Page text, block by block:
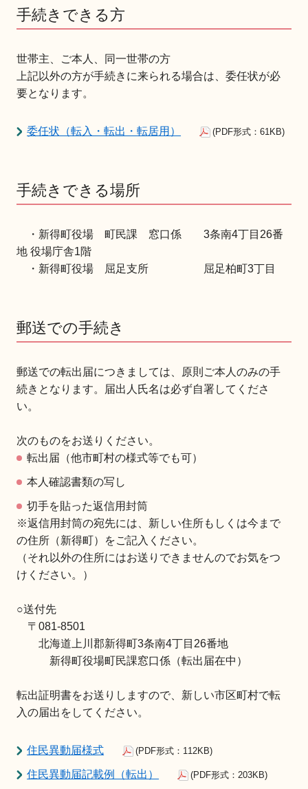
手続きできる方
世帯主、ご本人、同一世帯の方
上記以外の方が手続きに来られる場合は、委任状が必
要となります。
委任状（転入・転出・転居用） (PDF形式：61KB)
手続きできる場所
・新得町役場 町民課 窓口係 3条南4丁目26番
地 役場庁舎1階
・新得町役場 屈足支所 屈足柏町3丁目
郵送での手続き
郵送での転出届につきましては、原則ご本人のみの手
続きとなります。届出人氏名は必ず自署してくださ
い。
次のものをお送りください。
転出届（他市町村の様式等でも可）
本人確認書類の写し
切手を貼った返信用封筒
※返信用封筒の宛先には、新しい住所もしくは今まで
の住所（新得町）をご記入ください。
（それ以外の住所にはお送りできませんのでお気をつ
けください。）
○送付先
〒081-8501
北海道上川郡新得町3条南4丁目26番地
新得町役場町民課窓口係（転出届在中）
転出証明書をお送りしますので、新しい市区町村で転
入の届出をしてください。
住民異動届様式 (PDF形式：112KB)
住民異動届記載例（転出） (PDF形式：203KB)